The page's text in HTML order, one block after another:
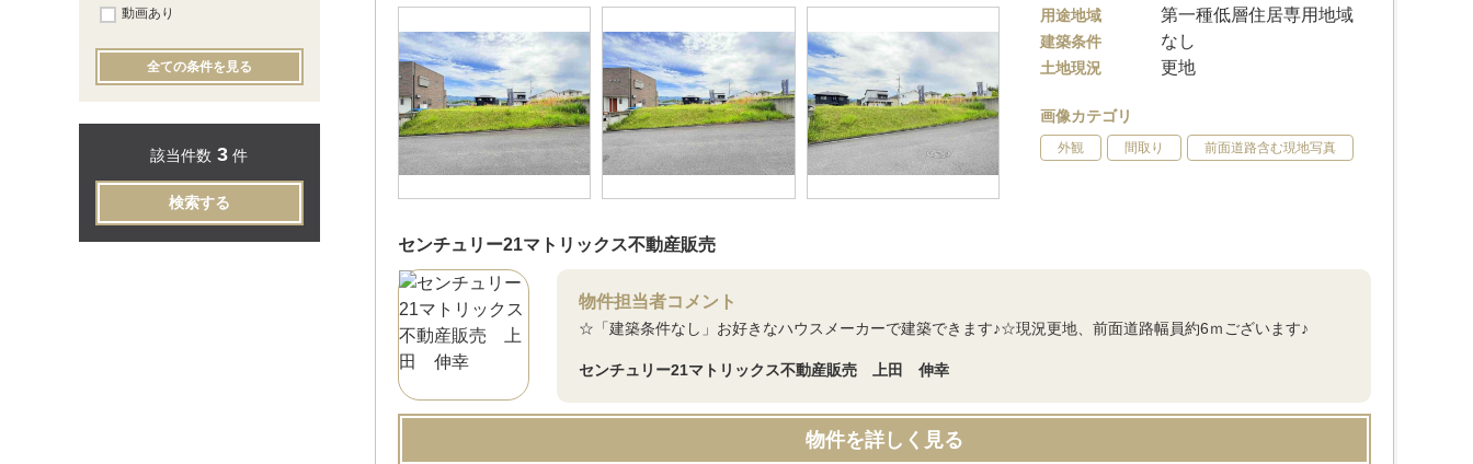
用途地域 第一種低層住居専用地域
建築条件 なし
土地現況 更地
画像カテゴリ
外観 間取り 前面道路含む現地写真
センチュリー21マトリックス不動産販売
物件担当者コメント
☆「建築条件なし」お好きなハウスメーカーで建築できます♪☆現況更地、前面道路幅員約6ｍございます♪
センチュリー21マトリックス不動産販売 上田 伸幸
物件を詳しく見る
動画あり
全ての条件を見る
該当件数 3 件
検索する